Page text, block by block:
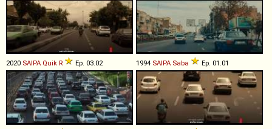
2020 SAIPA Quik R Ep. 03.02 1994 SAIPA Saba Ep. 01.01